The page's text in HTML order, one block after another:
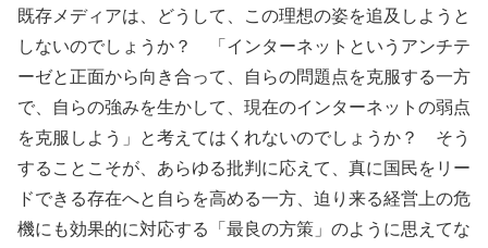
既存メディアは、どうして、この理想の姿を追及しようと
しないのでしょうか？ 「インターネットというアンチテ
ーゼと正面から向き合って、自らの問題点を克服する一方
で、自らの強みを生かして、現在のインターネットの弱点
を克服しよう」と考えてはくれないのでしょうか？ そう
することこそが、あらゆる批判に応えて、真に国民をリー
ドできる存在へと自らを高める一方、迫り来る経営上の危
機にも効果的に対応する「最良の方策」のように思えてな